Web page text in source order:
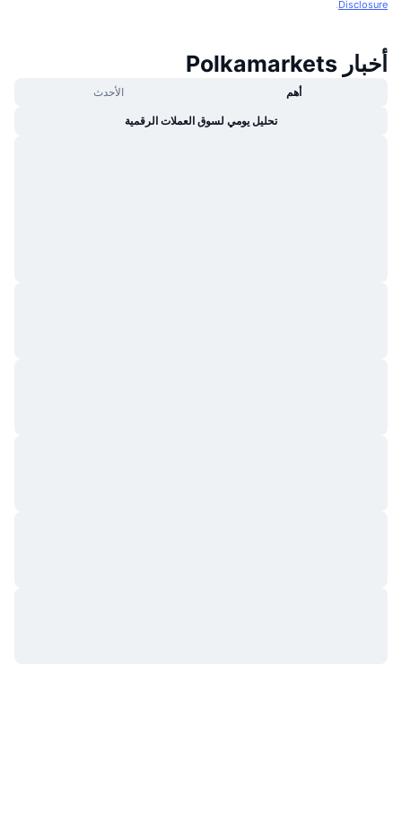
Disclosure
.
أخبار Polkamarkets
أهم الأحدث
تحليل يومي لسوق العملات الرقمية